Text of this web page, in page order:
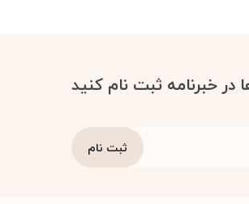
در خبرنامه ثبت نام کنید